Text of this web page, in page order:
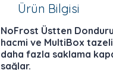
Ürün Bilgisi
NoFrost Üstten
hacmi ve MultiBox
daha fazla saklama
sağlar.